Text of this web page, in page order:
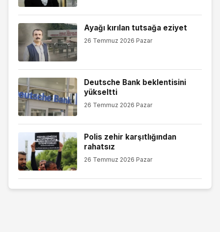
Ayağı kırılan tutsağa eziyet
26 Temmuz 2026 Pazar
Deutsche Bank beklentisini
yükseltti
26 Temmuz 2026 Pazar
Polis zehir karşıtlığından
rahatsız
26 Temmuz 2026 Pazar